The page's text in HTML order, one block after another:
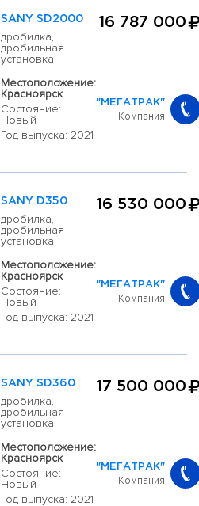
SANY SD2000
дробилка,
дробильная
установка
Местоположение:
Красноярск
Состояние:
Новый
Год выпуска: 2021
16 787 000
"МЕГАТРАК"
Компания
SANY D350
дробилка,
дробильная
установка
Местоположение:
Красноярск
Состояние:
Новый
Год выпуска: 2021
16 530 000
"МЕГАТРАК"
Компания
SANY SD360
дробилка,
дробильная
установка
Местоположение:
Красноярск
Состояние:
Новый
Год выпуска: 2021
17 500 000
"МЕГАТРАК"
Компания